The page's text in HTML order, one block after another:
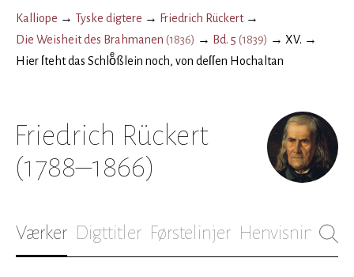
Kalliope → Tyske digtere → Friedrich Rückert→
Die Weisheit des Brahmanen (1836) → Bd. 5 (1839) → XV. →
Hier ſteht das Schloͤßlein noch, von deſſen Hochaltan
Friedrich Rückert
(1788–1866)
Værker Digttitler Førstelinjer Henvisninger